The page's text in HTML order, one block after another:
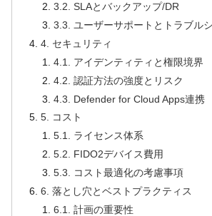
3.2. SLAとバックアップ/DR
3.3. ユーザーサポートとトラブル
4. セキュリティ
4.1. アイデンティティと権限境界
4.2. 認証方法の強度とリスク
4.3. Defender for Cloud Apps連携
5. コスト
5.1. ライセンス体系
5.2. FIDO2デバイス費用
5.3. コスト最適化の考慮事項
6. 落とし穴とベストプラクティス
6.1. 計画の重要性